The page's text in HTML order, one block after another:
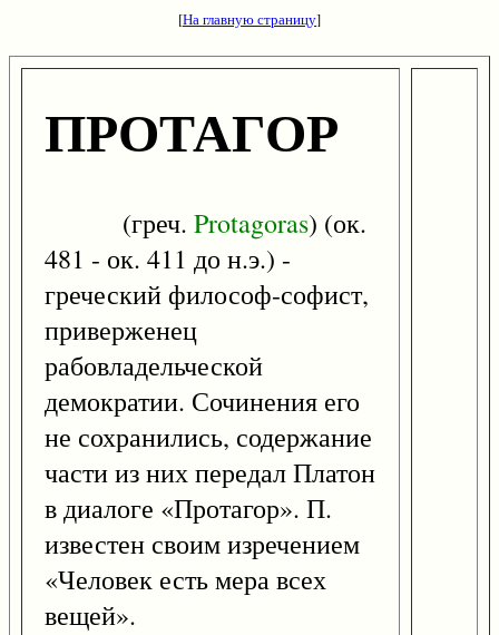
[На главную страницу]
ПРОТАГОР
(греч. Protagoras) (ок.
481 - ок. 411 до н.э.) -
греческий философ-софист,
приверженец
рабовладельческой
демократии. Сочинения его
не сохранились, содержание
части из них передал Платон
в диалоге «Протагор». П.
известен своим изречением
«Человек есть мера всех
вещей».